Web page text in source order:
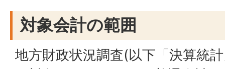
対象会計の範囲
地方財政状況調査(以下「決算統